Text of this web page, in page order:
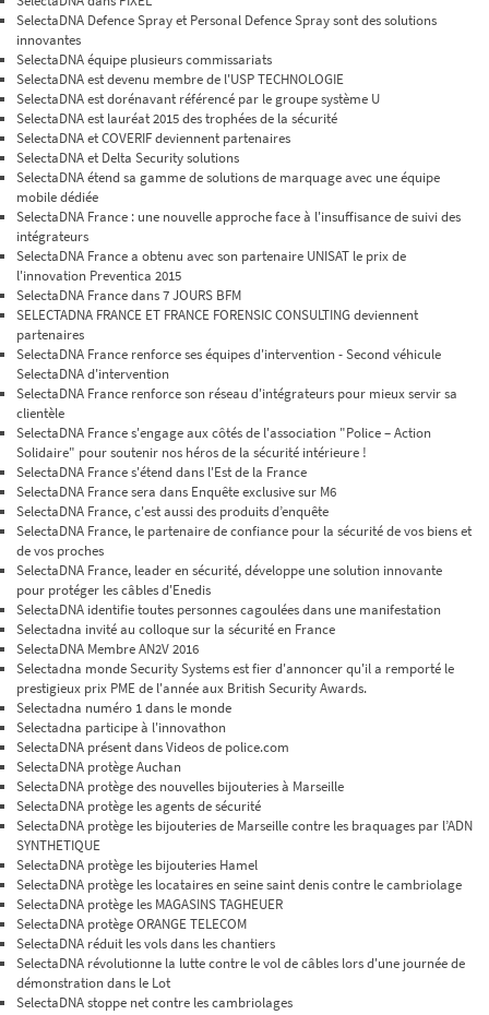
SelectaDNA Defence Spray et Personal Defence Spray sont des solutions
innovantes
SelectaDNA équipe plusieurs commissariats
SelectaDNA est devenu membre de l'USP TECHNOLOGIE
SelectaDNA est dorénavant référencé par le groupe système U
SelectaDNA est lauréat 2015 des trophées de la sécurité
SelectaDNA et COVERIF deviennent partenaires
SelectaDNA et Delta Security solutions
SelectaDNA étend sa gamme de solutions de marquage avec une équipe
mobile dédiée
SelectaDNA France : une nouvelle approche face à l'insuffisance de suivi des
intégrateurs
SelectaDNA France a obtenu avec son partenaire UNISAT le prix de
l'innovation Preventica 2015
SelectaDNA France dans 7 JOURS BFM
SELECTADNA FRANCE ET FRANCE FORENSIC CONSULTING deviennent
partenaires
SelectaDNA France renforce ses équipes d'intervention - Second véhicule
SelectaDNA d'intervention
SelectaDNA France renforce son réseau d'intégrateurs pour mieux servir sa
clientèle
SelectaDNA France s'engage aux côtés de l'association "Police – Action
Solidaire" pour soutenir nos héros de la sécurité intérieure !
SelectaDNA France s'étend dans l'Est de la France
SelectaDNA France sera dans Enquête exclusive sur M6
SelectaDNA France, c'est aussi des produits d’enquête
SelectaDNA France, le partenaire de confiance pour la sécurité de vos biens et
de vos proches
SelectaDNA France, leader en sécurité, développe une solution innovante
pour protéger les câbles d'Enedis
SelectaDNA identifie toutes personnes cagoulées dans une manifestation
Selectadna invité au colloque sur la sécurité en France
SelectaDNA Membre AN2V 2016
Selectadna monde Security Systems est fier d'annoncer qu'il a remporté le
prestigieux prix PME de l'année aux British Security Awards.
Selectadna numéro 1 dans le monde
Selectadna participe à l'innovathon
SelectaDNA présent dans Videos de police.com
SelectaDNA protège Auchan
SelectaDNA protège des nouvelles bijouteries à Marseille
SelectaDNA protège les agents de sécurité
SelectaDNA protège les bijouteries de Marseille contre les braquages par l’ADN
SYNTHETIQUE
SelectaDNA protège les bijouteries Hamel
SelectaDNA protège les locataires en seine saint denis contre le cambriolage
SelectaDNA protège les MAGASINS TAGHEUER
SelectaDNA protège ORANGE TELECOM
SelectaDNA réduit les vols dans les chantiers
SelectaDNA révolutionne la lutte contre le vol de câbles lors d'une journée de
démonstration dans le Lot
SelectaDNA stoppe net contre les cambriolages